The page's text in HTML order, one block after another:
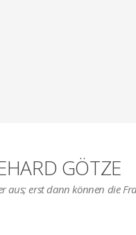
GÖTZE
aus; erst dann können die